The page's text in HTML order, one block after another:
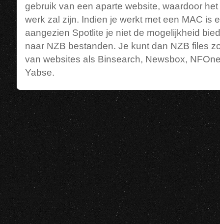
gebruik van een aparte website, waardoor
werk zal zijn. Indien je werkt met een MAC is
aangezien Spotlite je niet de mogelijkheid
naar NZB bestanden. Je kunt dan NZB files
van websites als Binsearch, Newsbox,
Yabse.